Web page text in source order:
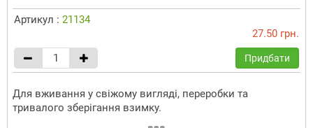
Артикул : 21134
27.50 грн.
Придбати
Для вживання у свіжому вигляді, переробки та
тривалого зберігання взимку.